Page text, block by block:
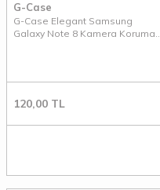
G-Case
G-Case Elegant Samsung
Galaxy Note 8 Kamera Korumalı
120,00 TL